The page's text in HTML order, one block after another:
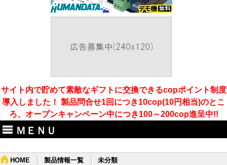
サイト内で貯めて素敵なギフトに交換できるcopポイント制度
導入しました！ 製品問合せ1回につき10cop(10円相当)のとこ
ろ、オープンキャンペーン中につき100～200cop進呈中!!
ＭＥＮＵ
HOME 製品情報一覧
未分類